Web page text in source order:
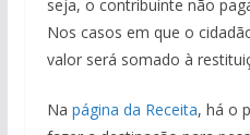
seja, o contribuinte não
Nos casos em que o
valor será somado à
Na página da Receita, há o